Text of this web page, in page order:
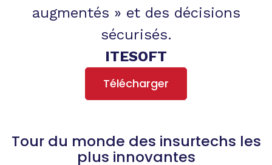
augmentés » et des décisions
sécurisés.
ITESOFT
Télécharger
Tour du monde des insurtechs les
plus innovantes